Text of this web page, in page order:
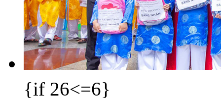
{if 26<=6}